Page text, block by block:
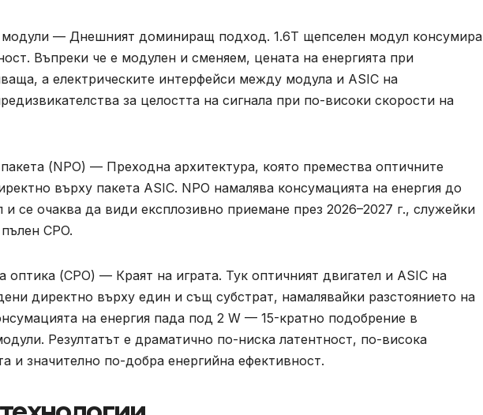
модули — Днешният доминиращ подход. 1.6T щепселен модул консумира
Въпреки че е модулен и сменяем, цената на енергията при
а електрическите интерфейси между модула и ASIC на
за целостта на сигнала при по-високи скорости на
(NPO) — Преходна архитектура, която премества оптичните
върху пакета ASIC. NPO намалява консумацията на енергия до
се очаква да види експлозивно приемане през 2026–2027 г., служейки
CPO.
оптика (CPO) — Краят на играта. Тук оптичният двигател и ASIC на
директно върху един и същ субстрат, намалявайки разстоянието на
на енергия пада под 2 W — 15-кратно подобрение в
Резултатът е драматично по-ниска латентност, по-висока
и значително по-добра енергийна ефективност.